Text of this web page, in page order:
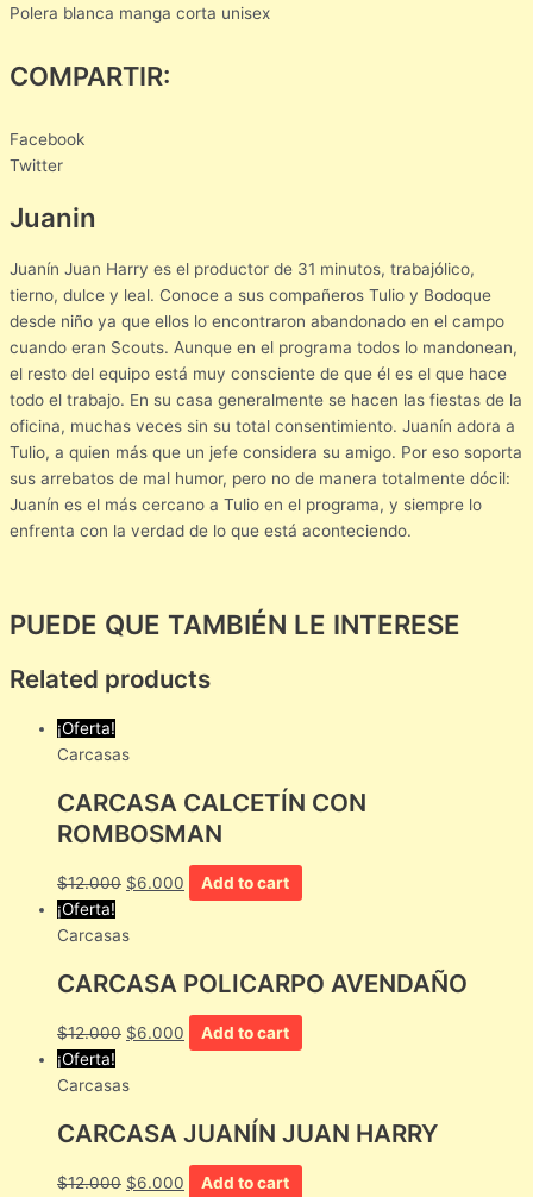
Polera blanca manga corta unisex
COMPARTIR:
Facebook
Twitter
Juanin
Juanín Juan Harry es el productor de 31 minutos, trabajólico,
tierno, dulce y leal. Conoce a sus compañeros Tulio y Bodoque
desde niño ya que ellos lo encontraron abandonado en el campo
cuando eran Scouts. Aunque en el programa todos lo mandonean,
el resto del equipo está muy consciente de que él es el que hace
todo el trabajo. En su casa generalmente se hacen las fiestas de la
oficina, muchas veces sin su total consentimiento. Juanín adora a
Tulio, a quien más que un jefe considera su amigo. Por eso soporta
sus arrebatos de mal humor, pero no de manera totalmente dócil:
Juanín es el más cercano a Tulio en el programa, y siempre lo
enfrenta con la verdad de lo que está aconteciendo.
PUEDE QUE TAMBIÉN LE INTERESE
Related products
¡Oferta!
Carcasas
CARCASA CALCETÍN CON
ROMBOSMAN
$12.000 $6.000
Add to cart
¡Oferta!
Carcasas
CARCASA POLICARPO AVENDAÑO
$12.000 $6.000
Add to cart
¡Oferta!
Carcasas
CARCASA JUANÍN JUAN HARRY
$12.000 $6.000 Add to cart